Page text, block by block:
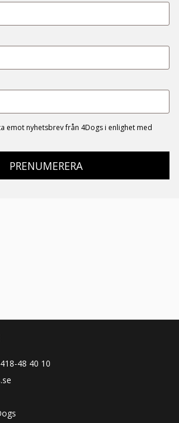
emot nyhetsbrev från 4Dogs i enlighet med
PRENUMERERA
48 40 10